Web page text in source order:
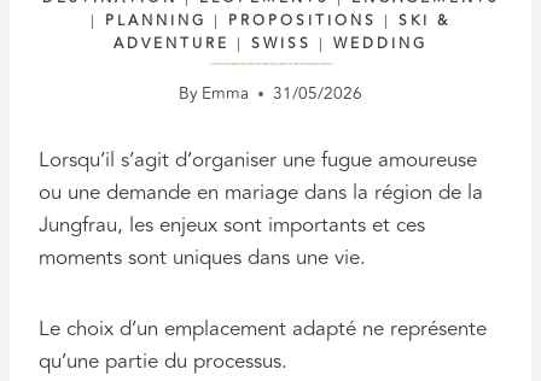
| PLANNING | PROPOSITIONS | SKI &
ADVENTURE | SWISS | WEDDING
COMMENT CONSTITUER LA BONNE ÉQUIPE POUR VOTRE FUGUE AMOUREUSE OU VOTRE DEMANDE EN MARIAGE EN SUISSE
ByEmma 31/05/2026
Lorsqu’il s’agit d’organiser une fugue amoureuse
ou une demande en mariage dans la région de la
Jungfrau, les enjeux sont importants et ces
moments sont uniques dans une vie.
Le choix d’un emplacement adapté ne représente
qu’une partie du processus.